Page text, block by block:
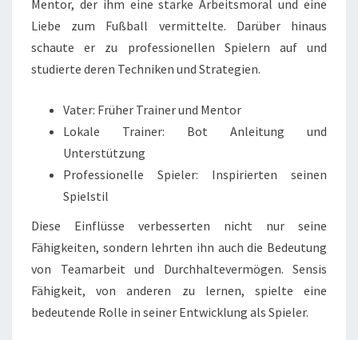
Mentor, der ihm eine starke Arbeitsmoral und eine
Liebe zum Fußball vermittelte. Darüber hinaus
schaute er zu professionellen Spielern auf und
studierte deren Techniken und Strategien.
Vater: Früher Trainer und Mentor
Lokale Trainer: Bot Anleitung und
Unterstützung
Professionelle Spieler: Inspirierten seinen
Spielstil
Diese Einflüsse verbesserten nicht nur seine
Fähigkeiten, sondern lehrten ihn auch die Bedeutung
von Teamarbeit und Durchhaltevermögen. Sensis
Fähigkeit, von anderen zu lernen, spielte eine
bedeutende Rolle in seiner Entwicklung als Spieler.